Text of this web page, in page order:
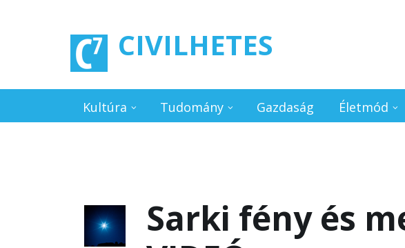
CIVILHETES
Kultúra Tudomány Gazdaság Életmód
Sarki fény és